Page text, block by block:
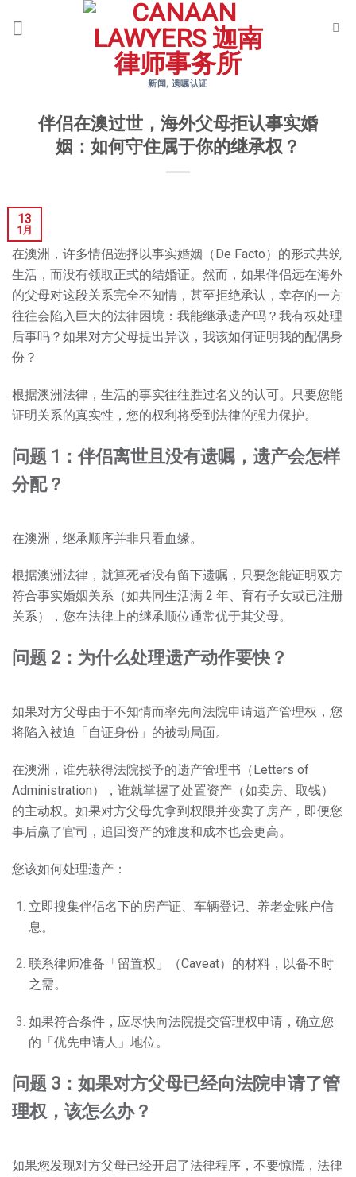
新闻, 遗嘱认证
伴侣在澳过世，海外父母拒认事实婚
姻：如何守住属于你的继承权？
13
1月
在澳洲，许多情侣选择以事实婚姻（De Facto）的形式共筑
生活，而没有领取正式的结婚证。然而，如果伴侣远在海外
的父母对这段关系完全不知情，甚至拒绝承认，幸存的一方
往往会陷入巨大的法律困境：我能继承遗产吗？我有权处理
后事吗？如果对方父母提出异议，我该如何证明我的配偶身
份？
根据澳洲法律，生活的事实往往胜过名义的认可。只要您能
证明关系的真实性，您的权利将受到法律的强力保护。
问题 1：伴侣离世且没有遗嘱，遗产会怎样
分配？
在澳洲， 继承顺序并非只看血缘。
根据澳洲法律 ，就算死者没有留下遗嘱， 只要您能证明双方
符合事实婚姻关系（如共同生活满 2 年、 育有子女或已注册
关系）， 您在法律上的继承顺位通常优于其父母。
问题 2：为什么处理遗产动作要快？
如果对方父母由于不知情而率先向法院申请遗产管理权， 您
将陷入被迫「自证身份」的被动局面。
在澳洲，谁先获得法院授予的遗产管理书（Letters of
Administration），谁就掌握了处置资产（如卖房、取钱）
的主动权。如果对方父母先拿到权限并变卖了房产，即便您
事后赢了官司，追回资产的难度和成本也会更高。
您该如何处理遗产：
立即搜集伴侣名下的房产证、车辆登记、养老金账户信
息。
联系律师准备「留置权」（Caveat）的材料，以备不时
之需。
如果符合条件，应尽快向法院提交管理权申请，确立您
的「优先申请人」地位。
问题 3：如果对方父母已经向法院申请了管
理权，该怎么办？
如果您发现对方父母已经开启了法律程序，不要惊慌，法律